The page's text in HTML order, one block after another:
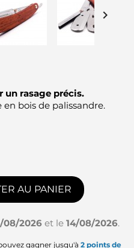

un rasage précis.
en bois de palissandre.
AU PANIER
08/2026 et le 14/08/2026.
gagner jusqu'à 2 points de